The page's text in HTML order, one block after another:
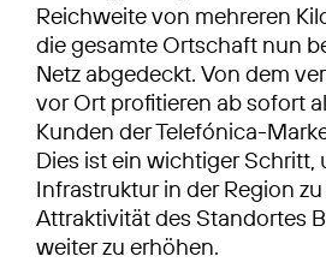
Reichweite von mehreren
die gesamte Ortschaft nun
Netz abgedeckt. Von dem
vor Ort profitieren ab sofort
Kunden der Telefónica-
Dies ist ein wichtiger Schritt,
Infrastruktur in der Region
Attraktivität des Standortes
weiter zu erhöhen.